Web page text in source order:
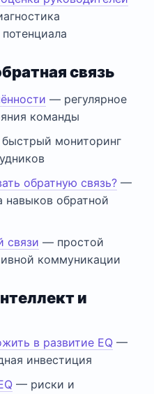
связь
— регулярное
команды
мониторинг
обратную связь? —
навыков обратной
связи — простой
коммуникации
и
в развитие EQ —
инвестиция
— риски и